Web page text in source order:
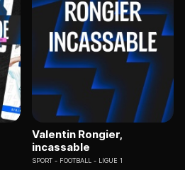
Valentin Rongier,
incassable
SPORT FOOTBALL - LIGUE 1